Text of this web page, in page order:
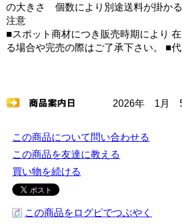
の大きさ 個数により別途送料が掛か
注意
■スポット商材につき販売時期により
る場合や完売の際はご了承下さい。 ■
2026年 1月
この商品について問い合わせる
この商品を友達に教える
買い物を続ける
この商品をログピでつぶやく